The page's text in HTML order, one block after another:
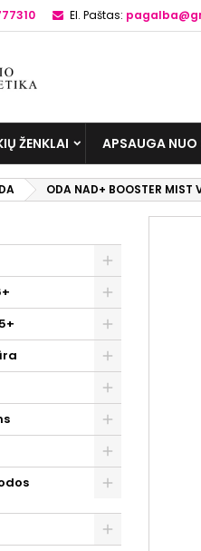
El. Paštas:
ŽENKLAI APSAUGA NUO
ODA NAD+ BOOSTER